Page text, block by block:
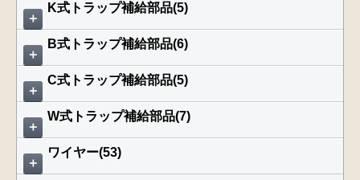
＋
K式トラップ補給部品(5)
＋
B式トラップ補給部品(6)
＋
C式トラップ補給部品(5)
＋
W式トラップ補給部品(7)
＋
ワイヤー(53)